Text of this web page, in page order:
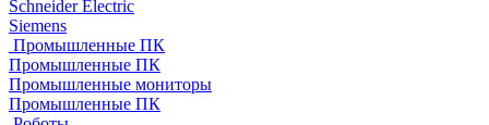
Schneider Electric
Siemens
Промышленные ПК
Промышленные ПК
Промышленные мониторы
Промышленные ПК